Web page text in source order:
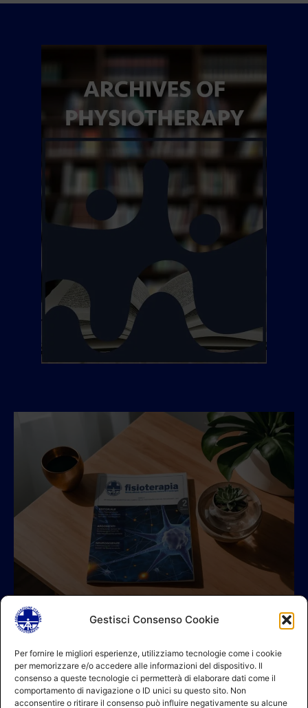
Gestisci Consenso Cookie
Per fornire le migliori esperienze, utilizziamo tecnologie come i cookie
per memorizzare e/o accedere alle informazioni del dispositivo. Il
consenso a queste tecnologie ci permetterà di elaborare dati come il
comportamento di navigazione o ID unici su questo sito. Non
acconsentire o ritirare il consenso può influire negativamente su alcune
Contatti
GDPR Informativa (sito)
GDPR Informativa (soci)